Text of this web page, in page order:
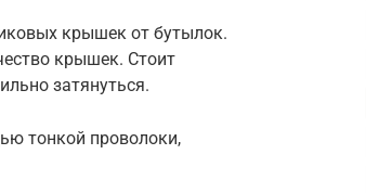
крышек от бутылок.
крышек. Стоит
затянуться.
тонкой проволоки,